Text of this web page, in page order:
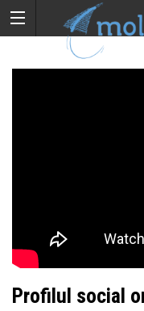
Profilul social